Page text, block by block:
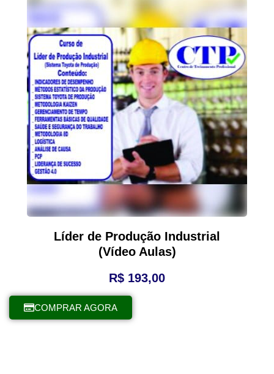
Líder de Produção Industrial
(Vídeo Aulas)
R$ 193,00
COMPRAR AGORA